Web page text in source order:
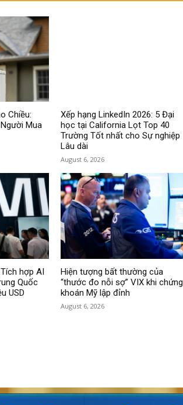
Chiều:
Mua
Xếp hạng LinkedIn 2026: 5 Đại
học tại California Lọt Top 40
Trường Tốt nhất cho Sự nghiệp
Lâu dài
August 6, 2026
hợp AI
Quốc
USD
Hiện tượng bất thường của
“thước đo nỗi sợ” VIX khi chứng
khoán Mỹ lập đỉnh
August 6, 2026